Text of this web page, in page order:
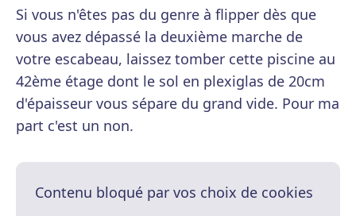
Si vous n'êtes pas du genre à flipper dès que
vous avez dépassé la deuxième marche de
votre escabeau, laissez tomber cette piscine au
42ème étage dont le sol en plexiglas de 20cm
d'épaisseur vous sépare du grand vide. Pour ma
part c'est un non.
Contenu bloqué par vos choix de cookies